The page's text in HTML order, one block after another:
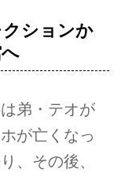
ションか
弟・テオが
が亡くなっ
、その後、